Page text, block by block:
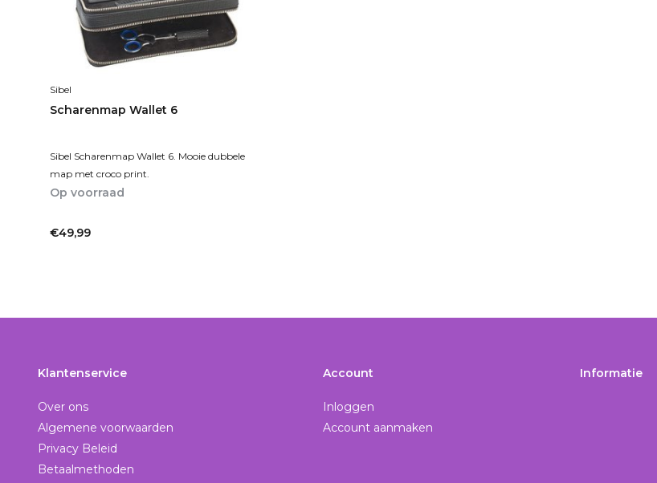
Sibel
Scharenmap Wallet 6
Sibel Scharenmap Wallet 6. Mooie dubbele
map met croco print.
Op voorraad
€49,99
Klantenservice
Over ons
Algemene voorwaarden
Privacy Beleid
Betaalmethoden
Account
Inloggen
Account aanmaken
Informatie